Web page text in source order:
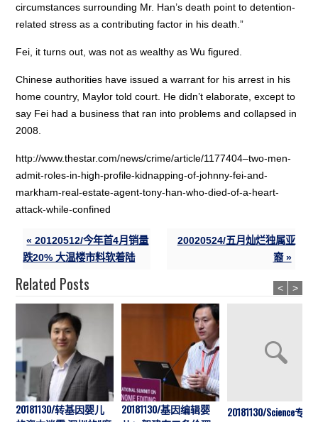
circumstances surrounding Mr. Han’s death point to detention-
related stress as a contributing factor in his death.”
Fei, it turns out, was not as wealthy as Wu figured.
Chinese authorities have issued a warrant for his arrest in his
home country, Maylor told court. He didn’t elaborate, except to
say Fei had a business that ran into problems and collapsed in
2008.
http://www.thestar.com/news/crime/article/1177404–two-men-
admit-roles-in-high-profile-kidnapping-of-johnny-fei-and-
markham-real-estate-agent-tony-han-who-died-of-a-heart-
attack-while-confined
« 20120512/今年首4月销量
跌20% 大温楼市料软着陆
20020524/五月灿烂独属亚
裔 »
Related Posts
20181130/转基因婴儿
20181130/基因编辑婴
20181130/Science专访:
< >